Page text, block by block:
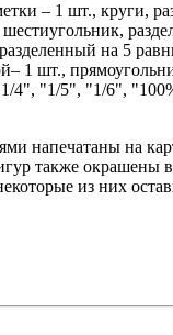
– 1 шт., круги,
на 5
1 шт.,
4", "1/5", "1/6",
напечатаны на
также окрашены
из них